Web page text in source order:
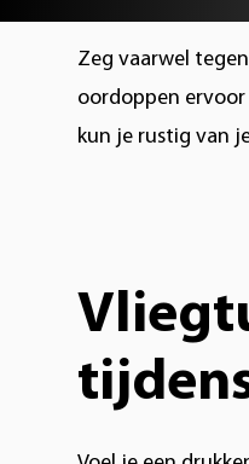
Zeg vaarwel
oordoppen
kun je rustig van